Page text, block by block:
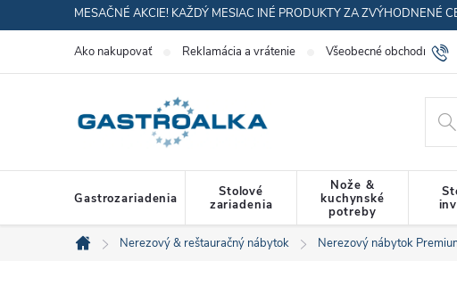
na
MESAČNÉ AKCIE! KAŽDÝ MESIAC INÉ PRODUKTY ZA ZVÝHODNENÉ
Ako nakupovať Reklamácia a vrátenie Všeobecné obchodné
Gastrozariadenia
Stolové
zariadenia
Nože &
kuchynské
potreby
Domov
Nerezový & reštauračný nábytok Nerezový nábytok